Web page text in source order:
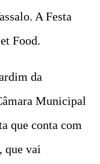
A Festa
Food.
da
Municipal
que conta com
que vai